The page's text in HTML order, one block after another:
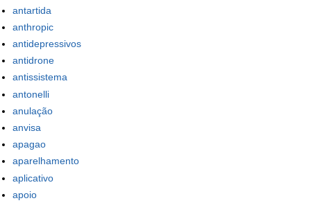
antartida
anthropic
antidepressivos
antidrone
antissistema
antonelli
anulação
anvisa
apagao
aparelhamento
aplicativo
apoio